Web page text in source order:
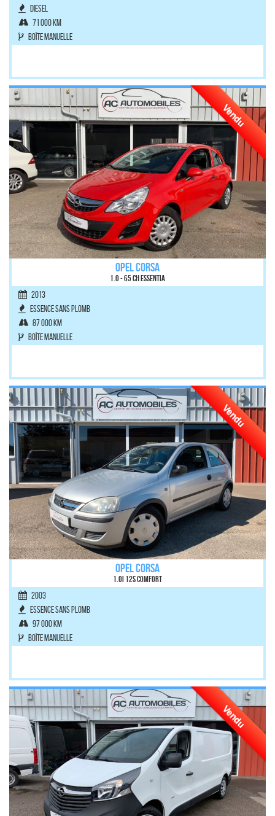
Diesel
71 000 km
Boîte manuelle
OPEL CORSA
1.0 - 65 ch Essentia
2013
Essence sans plomb
87 000 km
Boîte manuelle
Vendu
OPEL CORSA
1.0i 12S Comfort
2003
Essence sans plomb
97 000 km
Boîte manuelle
Vendu
Vendu